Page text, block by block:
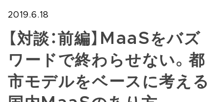
2019.6.18
【対談：前編】MaaSをバズ
ワードで終わらせない。都
市モデルをベースに考える